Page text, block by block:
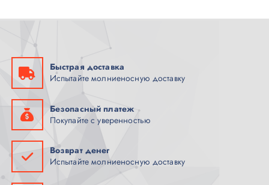
Быстрая доставка
Испытайте молниеносную доставку
Безопасный платеж
Покупайте с уверенностью
Возврат денег
Испытайте молниеносную доставку